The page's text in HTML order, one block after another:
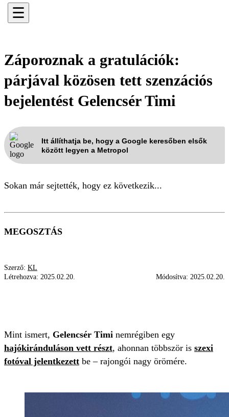
☰
Záporoznak a gratulációk:
párjával közösen tett szenzációs
bejelentést Gelencsér Timi
Itt állíthatja be, hogy a Google keresőben elsők
között legyen a Metropol
Sokan már sejtették, hogy ez következik...
MEGOSZTÁS
Szerző: KL
Létrehozva: 2025.02.20. Módosítva: 2025.02.20.
Mint ismert, Gelencsér Timi nemrégiben egy
hajókiránduláson vett részt, ahonnan többször is szexi
fotóval jelentkezett be – rajongói nagy örömére.